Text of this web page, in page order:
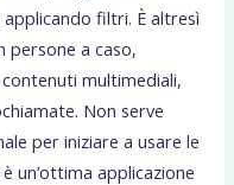
filtri. È altresì
persone a caso,
multimediali,
Non serve
per iniziare a usare le
un’ottima applicazione